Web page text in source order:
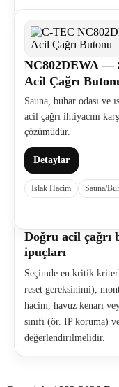
NC802DEWA —
Acil Çağrı
Sauna, buhar odası ve
acil çağrı ihtiyacını
çözümüdür.
Detaylar
Islak Hacim Sauna/
Doğru acil çağrı
ipuçları
Seçimde en kritik
reset gereksinimi),
hacim, havuz kenarı
sınıfı (ör. IP koruma)
değerlendirilmelidir.